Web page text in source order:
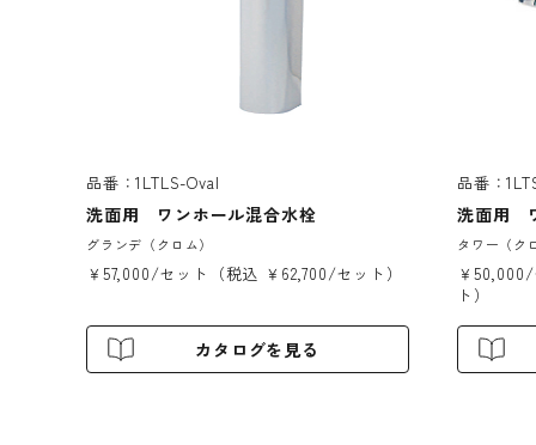
品番：1LTLS-Oval
洗面用 ワンホール混合水栓
グランデ（クロム）
￥57,000/セット（税込 ￥62,700/セット）
カタログを見る
品番：
洗面用
タワー（ク
￥
ト）